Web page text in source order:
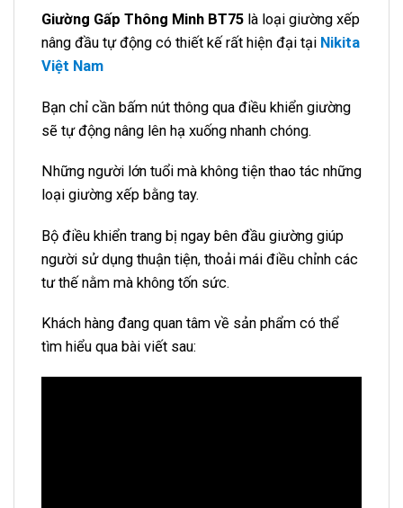
Giường Gấp Thông Minh BT75 là loại giường xếp
nâng đầu tự động có thiết kế rất hiện đại tại Nikita
Việt Nam
Bạn chỉ cần bấm nút thông qua điều khiển giường
sẽ tự động nâng lên hạ xuống nhanh chóng.
Những người lớn tuổi mà không tiện thao tác những
loại giường xếp bằng tay.
Bộ điều khiển trang bị ngay bên đầu giường giúp
người sử dụng thuận tiện, thoải mái điều chỉnh các
tư thế nằm mà không tốn sức.
Khách hàng đang quan tâm về sản phẩm có thể
tìm hiểu qua bài viết sau: